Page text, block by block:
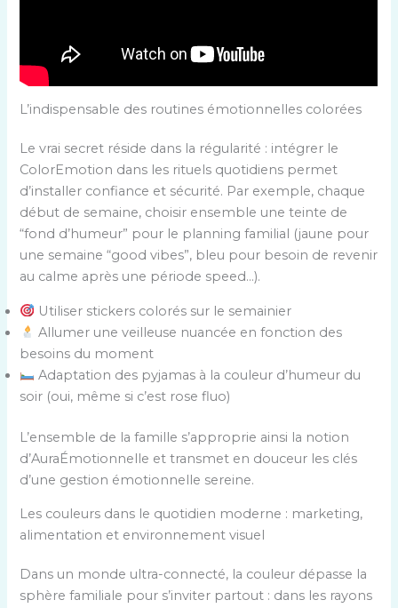
L’indispensable des routines émotionnelles colorées
Le vrai secret réside dans la régularité : intégrer le
ColorEmotion dans les rituels quotidiens permet
d’installer confiance et sécurité. Par exemple, chaque
début de semaine, choisir ensemble une teinte de
“fond d’humeur” pour le planning familial (jaune pour
une semaine “good vibes”, bleu pour besoin de revenir
au calme après une période speed…).
Utiliser stickers colorés sur le semainier
Allumer une veilleuse nuancée en fonction des
besoins du moment
Adaptation des pyjamas à la couleur d’humeur du
soir (oui, même si c’est rose fluo)
L’ensemble de la famille s’approprie ainsi la notion
d’AuraÉmotionnelle et transmet en douceur les clés
d’une gestion émotionnelle sereine.
Les couleurs dans le quotidien moderne : marketing,
alimentation et environnement visuel
Dans un monde ultra-connecté, la couleur dépasse la
sphère familiale pour s’inviter partout : dans les rayons